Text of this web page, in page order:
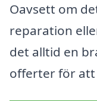
Oavsett om
reparation
det alltid en
offerter för